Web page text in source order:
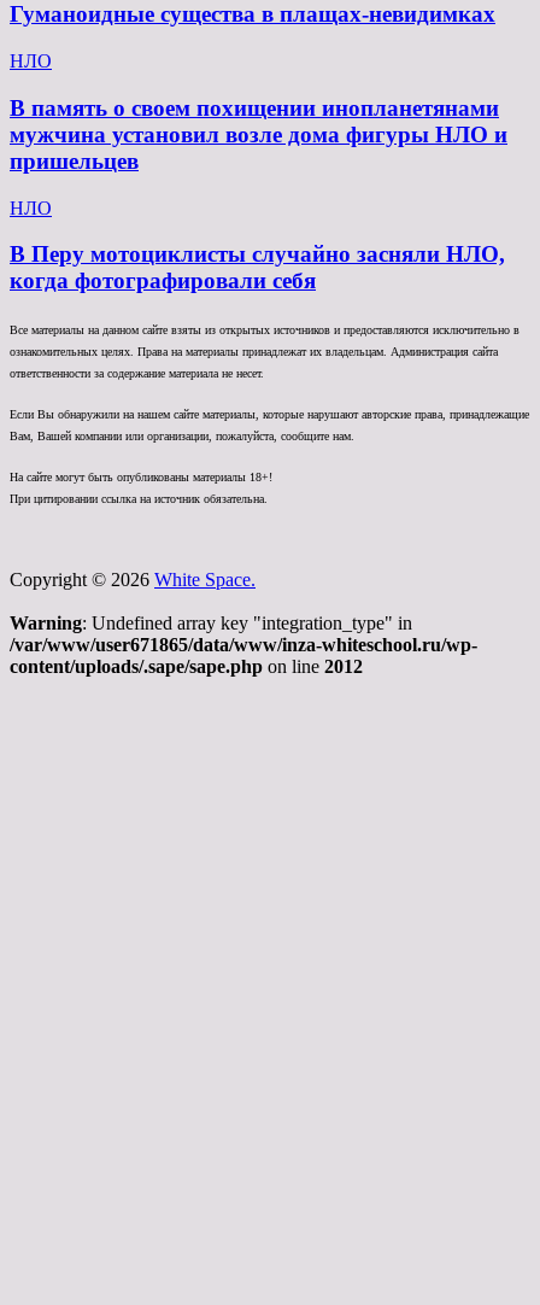
Гуманоидные существа в плащах-невидимках
НЛО
В память о своем похищении инопланетянами
мужчина установил возле дома фигуры НЛО и
пришельцев
НЛО
В Перу мотоциклисты случайно засняли НЛО,
когда фотографировали себя
Все материалы на данном сайте взяты из открытых источников и предоставляются исключительно в
ознакомительных целях. Права на материалы принадлежат их владельцам. Администрация сайта
ответственности за содержание материала не несет.
Если Вы обнаружили на нашем сайте материалы, которые нарушают авторские права, принадлежащие
Вам, Вашей компании или организации, пожалуйста, сообщите нам.
На сайте могут быть опубликованы материалы 18+!
При цитировании ссылка на источник обязательна.
Copyright © 2026 White Space.
Warning: Undefined array key "integration_type" in
/var/www/user671865/data/www/inza-whiteschool.ru/wp-
content/uploads/.sape/sape.php on line 2012